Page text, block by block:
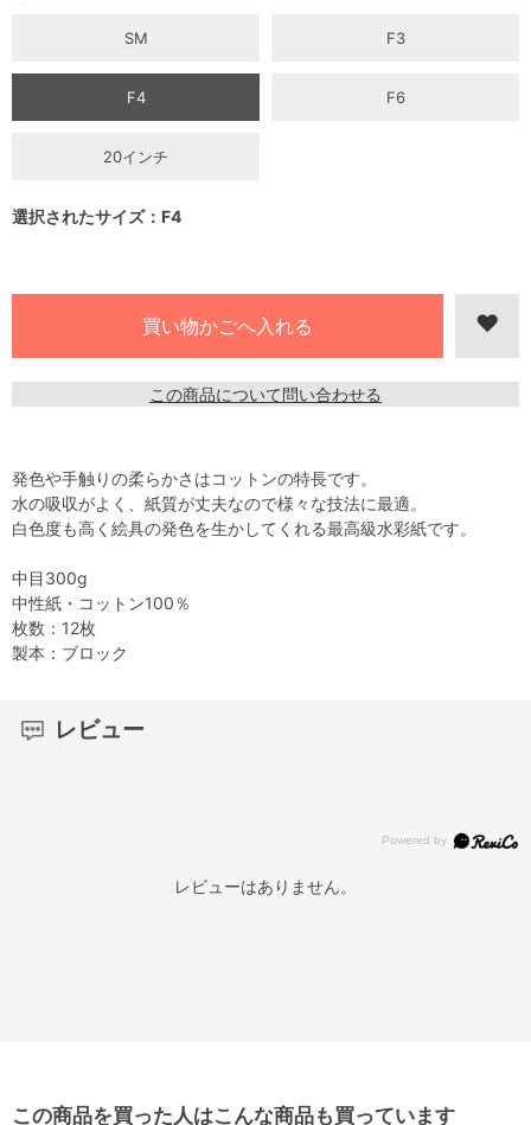
SM F3
F4 F6
20インチ
選択されたサイズ：F4
この商品について問い合わせる
発色や手触りの柔らかさはコットンの特長です。
水の吸収がよく、紙質が丈夫なので様々な技法に最適。
白色度も高く絵具の発色を生かしてくれる最高級水彩紙です。
中目300g
中性紙・コットン100％
枚数：12枚
製本：ブロック
レビュー
レビューはありません。
この商品を買った人はこんな商品も買っています